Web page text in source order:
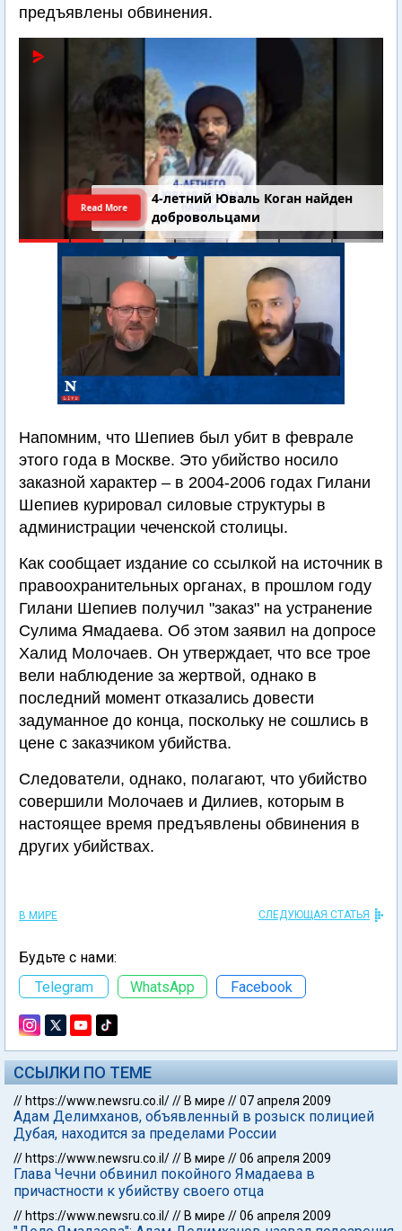
предъявлены обвинения.
4-летний Юваль Коган найден
добровольцами
Read More
Напомним, что Шепиев был убит в феврале
этого года в Москве. Это убийство носило
заказной характер – в 2004-2006 годах Гилани
Шепиев курировал силовые структуры в
администрации чеченской столицы.
Как сообщает издание со ссылкой на источник в
правоохранительных органах, в прошлом году
Гилани Шепиев получил "заказ" на устранение
Сулима Ямадаева. Об этом заявил на допросе
Халид Молочаев. Он утверждает, что все трое
вели наблюдение за жертвой, однако в
последний момент отказались довести
задуманное до конца, поскольку не сошлись в
цене с заказчиком убийства.
Следователи, однако, полагают, что убийство
совершили Молочаев и Дилиев, которым в
настоящее время предъявлены обвинения в
других убийствах.
В МИРЕ СЛЕДУЮЩАЯ СТАТЬЯ
Будьте с нами:
Telegram
WhatsApp Facebook
ССЫЛКИ ПО ТЕМЕ
// https://www.newsru.co.il/// В мире //07 апреля 2009
Адам Делимханов, объявленный в розыск полицией
Дубая, находится за пределами России
// https://www.newsru.co.il/// В мире //06 апреля 2009
Глава Чечни обвинил покойного Ямадаева в
причастности к убийству своего отца
// https://www.newsru.co.il/// В мире //06 апреля 2009